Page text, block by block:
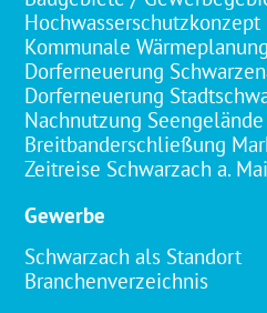
Hochwasserschutzkonzept
Kommunale Wärmeplanung
Dorferneuerung
Dorferneuerung
Nachnutzung
Breitbanderschließung
Zeitreise Schwarzach a.
Gewerbe
Schwarzach als Standort
Branchenverzeichnis